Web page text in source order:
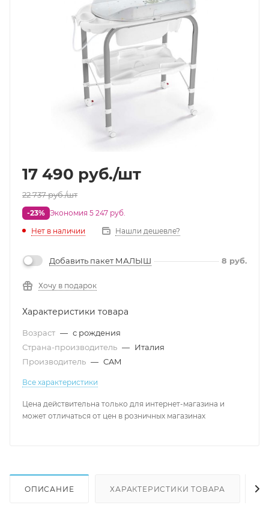
17 490 руб./шт
22 737руб./шт
-23% Экономия 5 247 руб.
Нет в наличии
Нашли дешевле?
Добавить пакет МАЛЫШ 8 руб.
Хочу в подарок
Характеристики товара
Возраст — с рождения
Страна-производитель — Италия
Производитель — CAM
Все характеристики
Цена действительна только для интернет-магазина и
может отличаться от цен в розничных магазинах
ОПИСАНИЕ ХАРАКТЕРИСТИКИ ТОВАРА